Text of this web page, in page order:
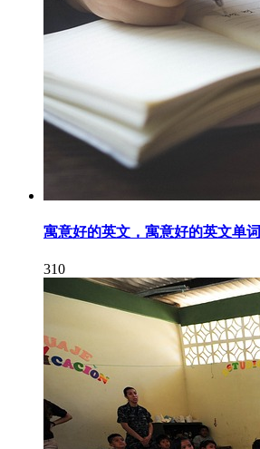
寓意好的英文，寓意好的英文单词
310